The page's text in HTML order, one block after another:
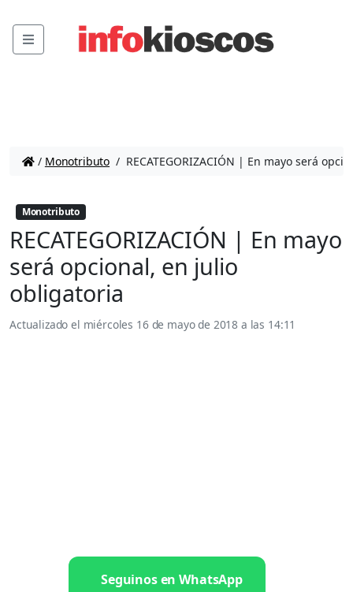
Menu
/ Monotributo / RECATEGORIZACIÓN | En mayo será
Monotributo
RECATEGORIZACIÓN | En mayo
será opcional, en julio
obligatoria
Actualizado el miércoles 16 de mayo de 2018 a las 14:11
Seguinos en WhatsApp